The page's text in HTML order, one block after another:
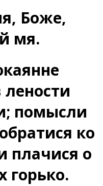
Боже,
мя.
помысли
ко
плачися о
горько.